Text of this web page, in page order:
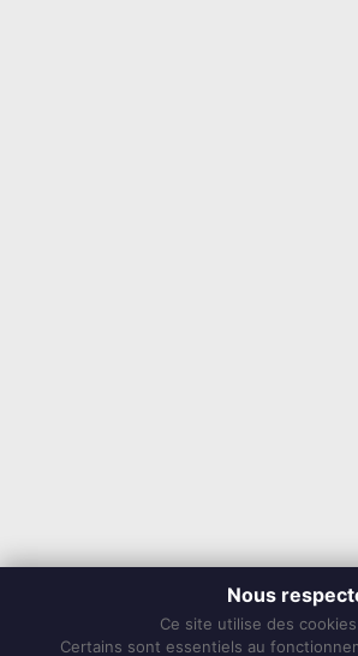
Nous
Ce site utilise des
Certains sont essentiels au